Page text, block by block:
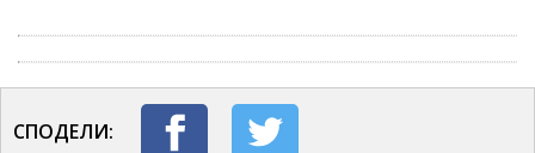
СПОДЕЛИ: